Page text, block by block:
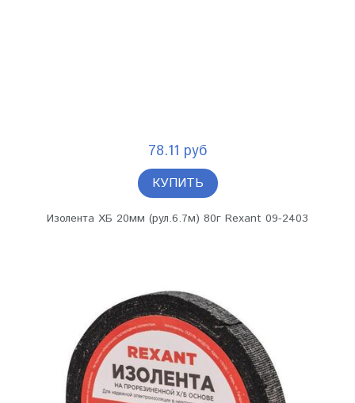
78.11 руб
КУПИТЬ
Изолента ХБ 20мм (рул.6.7м) 80г Rexant 09-2403